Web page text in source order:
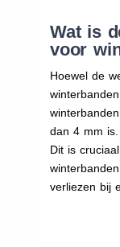
Wat is
voor
Hoewel de
dan 4 mm is.
Dit is
verliezen bij